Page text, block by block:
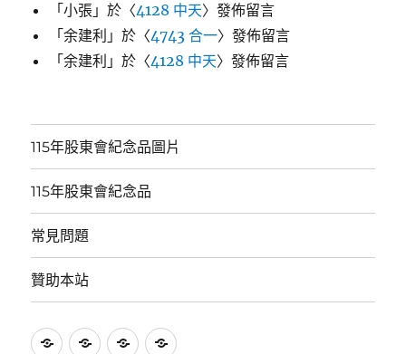
「小張 」於〈4128 中天〉發佈留言
「余建利 」於〈4743 合一〉發佈留言
「余建利 」於〈4128 中天〉發佈留言
115年股東會紀念品圖片
115年股東會紀念品
常見問題
贊助本站
115 115 常 贊